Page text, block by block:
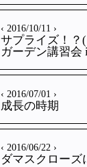
‹ 2016/10/11 ›
サプライズ！？
ガーデン講習会
‹ 2016/07/01 ›
成長の時期
‹ 2016/06/22 ›
ダマスクローズ